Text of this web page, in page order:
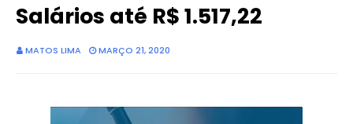
Salários até R$ 1.517,22
MATOS LIMA MARÇO 21, 2020